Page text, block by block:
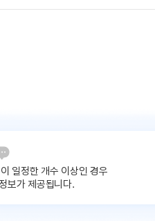
일정한 개수 이상인 경우
보가 제공됩니다.